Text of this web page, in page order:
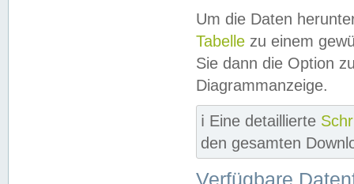
Um die Daten
Tabelle zu einem
Sie dann die Option
Diagrammanzeige.
ℹ️ Eine detaillierte
den gesamten
Verfügbare